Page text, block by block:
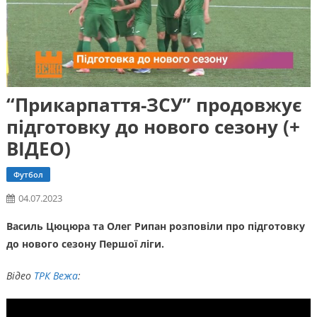
“Прикарпаття-ЗСУ” продовжує
підготовку до нового сезону (+
ВІДЕО)
Футбол
04.07.2023
Василь Цюцюра та Олег Рипан розповіли про підготовку
до нового сезону Першої ліги.
Відео ТРК Вежа: